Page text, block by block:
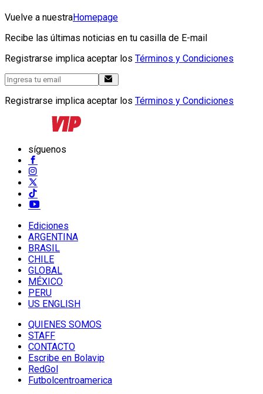
Vuelve a nuestraHomepage
Recibe las últimas noticias en tu casilla de E-mail
Registrarse implica aceptar los Términos y Condiciones
Registrarse implica aceptar los Términos y Condiciones
síguenos
Ediciones
ARGENTINA
BRASIL
CHILE
GLOBAL
MÉXICO
PERU
US ENGLISH
QUIENES SOMOS
STAFF
CONTACTO
Escribe en Bolavip
RedGol
Futbolcentroamerica